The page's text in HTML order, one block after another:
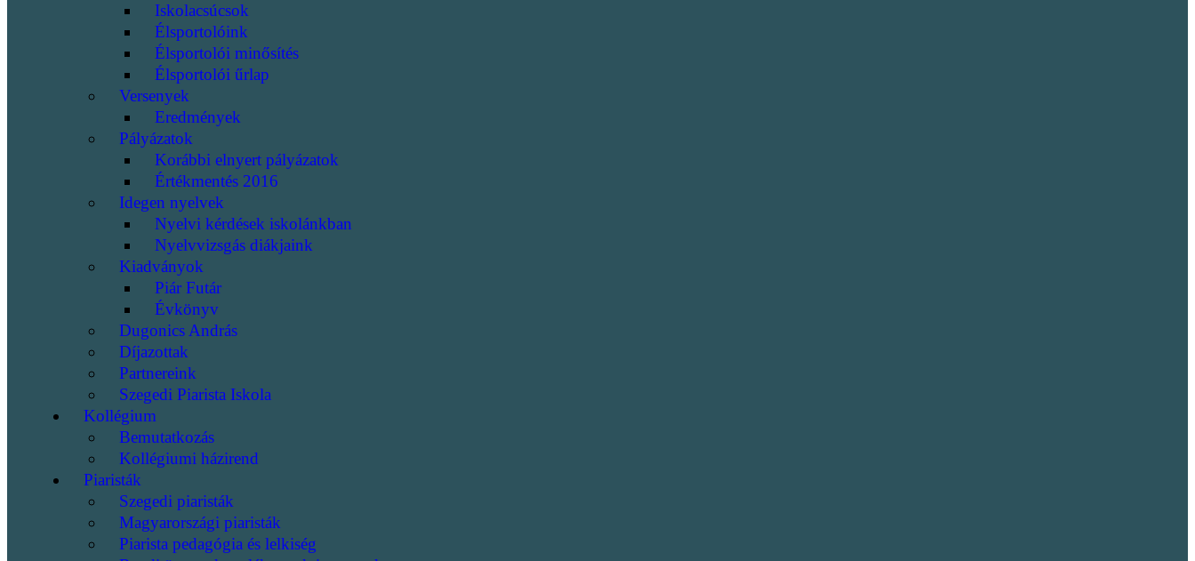
Iskolacsúcsok
Élsportolóink
Élsportolói minősítés
Élsportolói űrlap
Versenyek
Eredmények
Pályázatok
Korábbi elnyert pályázatok
Értékmentés 2016
Idegen nyelvek
Nyelvi kérdések iskolánkban
Nyelvvizsgás diákjaink
Kiadványok
Piár Futár
Évkönyv
Dugonics András
Díjazottak
Partnereink
Szegedi Piarista Iskola
Kollégium
Bemutatkozás
Kollégiumi házirend
Piaristák
Szegedi piaristák
Magyarországi piaristák
Piarista pedagógia és lelkiség